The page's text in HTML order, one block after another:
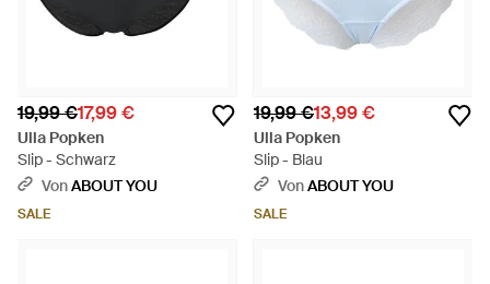
19,99 €17,99 €
Ulla Popken
Slip - Schwarz
VonABOUT YOU
SALE
19,99 €13,99 €
Ulla Popken
Slip - Blau
VonABOUT YOU
SALE